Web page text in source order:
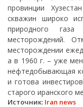
провинции
скважин широко
природного
месторождений.
месторождении
а в 1960 г. – уже
нефтедобывающая
и готова
старого иранского
Источник: Iran news